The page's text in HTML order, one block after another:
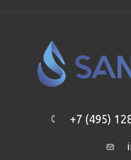
+7 (495)